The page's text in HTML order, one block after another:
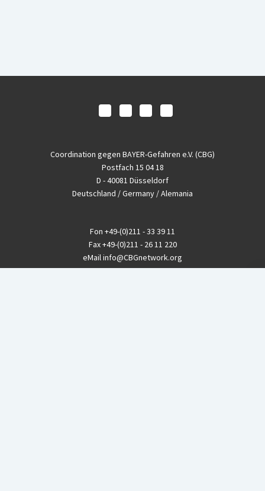
Coordination gegen BAYER-Gefahren e.V. (CBG)
Postfach 15 04 18
D - 40081 Düsseldorf
Deutschland / Germany / Alemania
Fon +49-(0)211 - 33 39 11
Fax+49-(0)211 - 26 11 220
eMailinfo@CBGnetwork.org